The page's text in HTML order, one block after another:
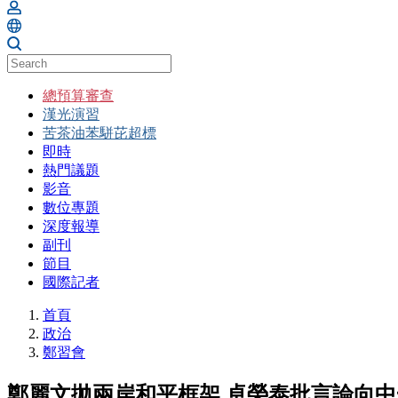
總預算審查
漢光演習
苦茶油苯駢芘超標
即時
熱門議題
影音
數位專題
深度報導
副刊
節目
國際記者
首頁
政治
鄭習會